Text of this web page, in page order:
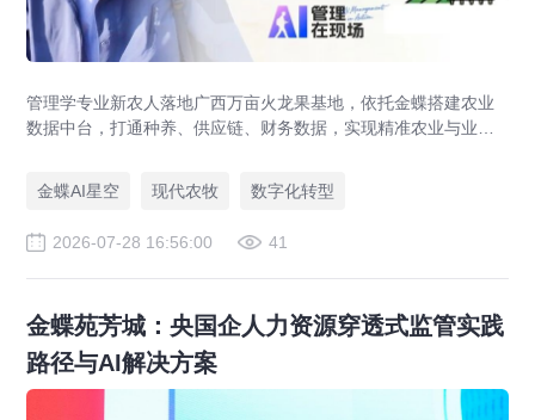
管理学专业新农人落地广西万亩火龙果基地，依托金蝶搭建农业
数据中台，打通种养、供应链、财务数据，实现精准农业与业财
金蝶AI星空
现代农牧 数字化转型
2026-07-28 16:56:00 41
金蝶苑芳城：央国企人力资源穿透式监管实践
路径与AI解决方案